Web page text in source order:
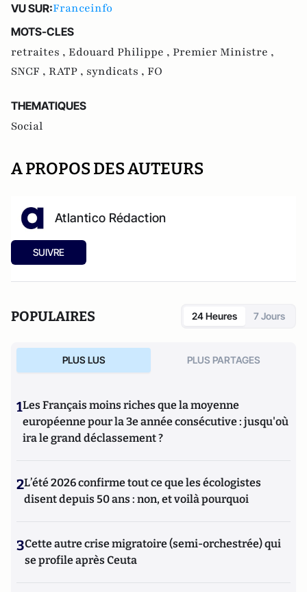
VU SUR:Franceinfo
MOTS-CLES
retraites , Edouard Philippe , Premier Ministre ,
SNCF , RATP , syndicats , FO
THEMATIQUES
Social
A PROPOS DES AUTEURS
Atlantico Rédaction
SUIVRE
POPULAIRES 24 Heures 7 Jours
PLUS LUS PLUS PARTAGES
1Les Français moins riches que la moyenne
européenne pour la 3e année consécutive : jusqu'où
ira le grand déclassement ?
2L’été 2026 confirme tout ce que les écologistes
disent depuis 50 ans : non, et voilà pourquoi
3Cette autre crise migratoire (semi-orchestrée) qui
se profile après Ceuta